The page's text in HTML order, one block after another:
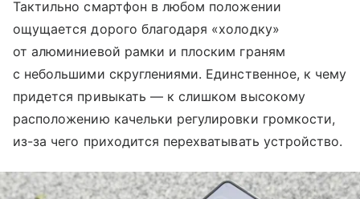
Тактильно смартфон в любом положении
ощущается дорого благодаря «холодку»
от алюминиевой рамки и плоским граням
с небольшими скруглениями. Единственное, к чему
придется привыкать — к слишком высокому
расположению качельки регулировки громкости,
из-за чего приходится перехватывать устройство.